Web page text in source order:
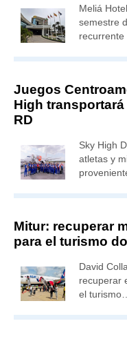
Meliá
semestre
Juegos
High transportará
RD
Sky High
atletas y
Mitur: recuperar
para el turismo
David
recuperar
el